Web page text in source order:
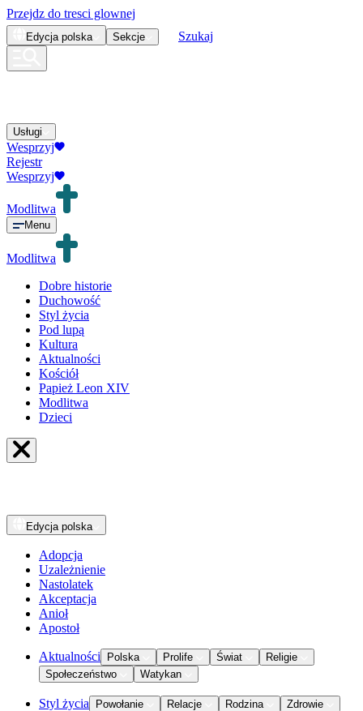
Przejdz do tresci glownej
Edycja polska Sekcje Szukaj
Usługi
Wesprzyj
Rejestr
Wesprzyj
Modlitwa
Menu
Modlitwa
Dobre historie
Duchowość
Styl życia
Pod lupą
Kultura
Aktualności
Kościół
Papież Leon XIV
Modlitwa
Dzieci
Edycja polska
Adopcja
Uzależnienie
Nastolatek
Akceptacja
Anioł
Apostoł
Aktualności Polska Prolife Świat
Religie
Społeczeństwo
Watykan
Styl życia Powołanie Relacje Rodzina
Zdrowie